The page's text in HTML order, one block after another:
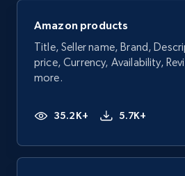
Amazon products
Title, Seller name, Brand,
price, Currency, Availability,
more.
35.2K+ 5.7K+